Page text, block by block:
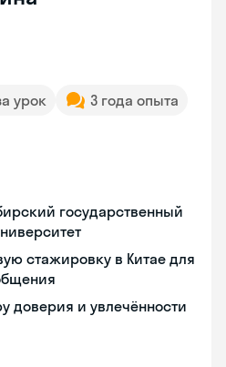
урок
3 года опыта
государственный
стажировку в Китае для
доверия и увлечённости